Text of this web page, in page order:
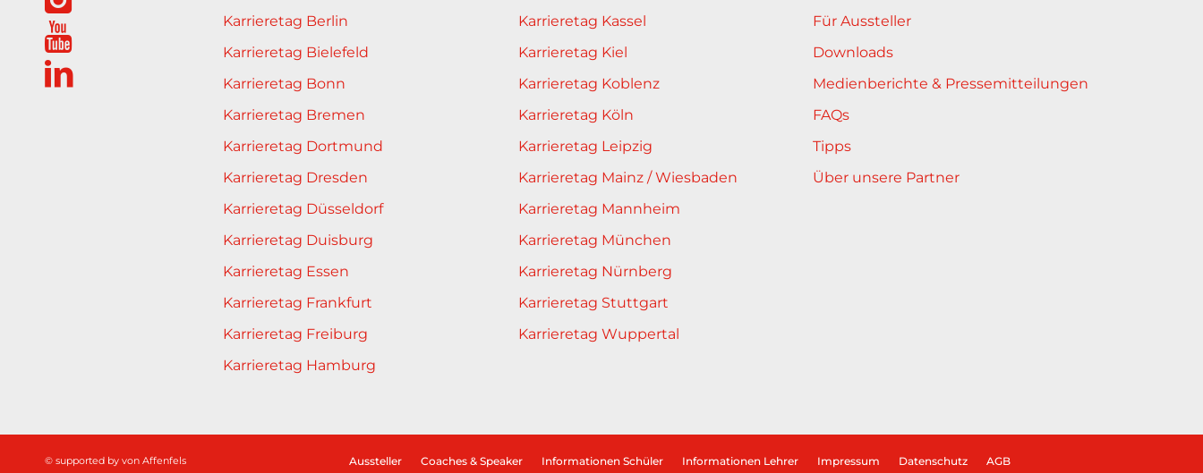
Karrieretag Berlin
Karrieretag Bielefeld
Karrieretag Bonn
Karrieretag Bremen
Karrieretag Dortmund
Karrieretag Dresden
Karrieretag Düsseldorf
Karrieretag Duisburg
Karrieretag Essen
Karrieretag Frankfurt
Karrieretag Freiburg
Karrieretag Hamburg
Karrieretag Kassel
Karrieretag Kiel
Karrieretag Koblenz
Karrieretag Köln
Karrieretag Leipzig
Karrieretag Mainz / Wiesbaden
Karrieretag Mannheim
Karrieretag München
Karrieretag Nürnberg
Karrieretag Stuttgart
Karrieretag Wuppertal
Für Aussteller
Downloads
Medienberichte & Pressemitteilungen
FAQs
Tipps
Über unsere Partner
© supported by von Affenfels Aussteller Coaches & Speaker Informationen Schüler Informationen Lehrer Impressum Datenschutz AGB